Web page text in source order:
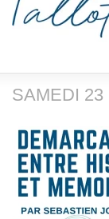
SAMEDI 23